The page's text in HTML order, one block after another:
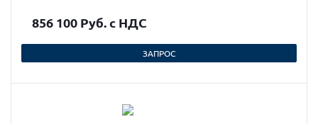
856 100 Руб. с НДС
ЗАПРОС